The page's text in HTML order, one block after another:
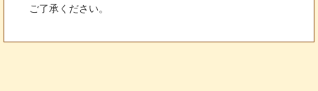
ご了承ください。